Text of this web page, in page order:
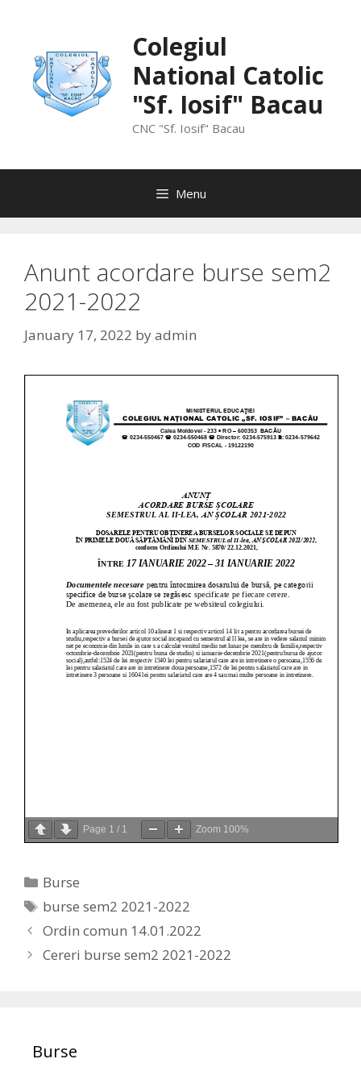
content
Colegiul
National Catolic
"Sf. Iosif" Bacau
CNC "Sf. Iosif" Bacau
Menu
Anunt acordare burse sem2
2021-2022
January 17, 2022 byadmin
Page 1 / 1 Zoom 100%
Categories
Burse
Tags
burse sem2 2021-2022
Ordin comun 14.01.2022
Cereri burse sem2 2021-2022
Burse